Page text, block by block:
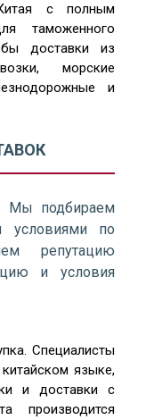
с полным
таможенного
доставки из
морские
и
Мы подбираем
условиями по
репутацию
и условия
Специалисты
языке,
и доставки с
производится